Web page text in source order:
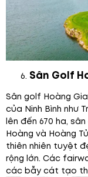
Sân Golf
Sân golf Hoàng
của Ninh Bình như
lên đến 670 ha,
Hoàng và Hoàng
thiên nhiên tuyệt
rộng lớn. Các
các bẫy cát tạo